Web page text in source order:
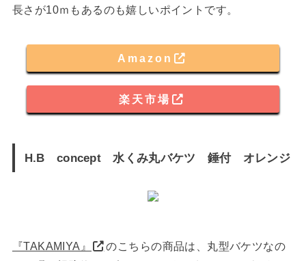
長さが10ｍもあるのも嬉しいポイントです。
Amazon
楽天市場
H.B concept 水くみ丸バケツ 錘付 オレンジ
『TAKAMIYA』
のこちらの商品は、丸型バケツなの